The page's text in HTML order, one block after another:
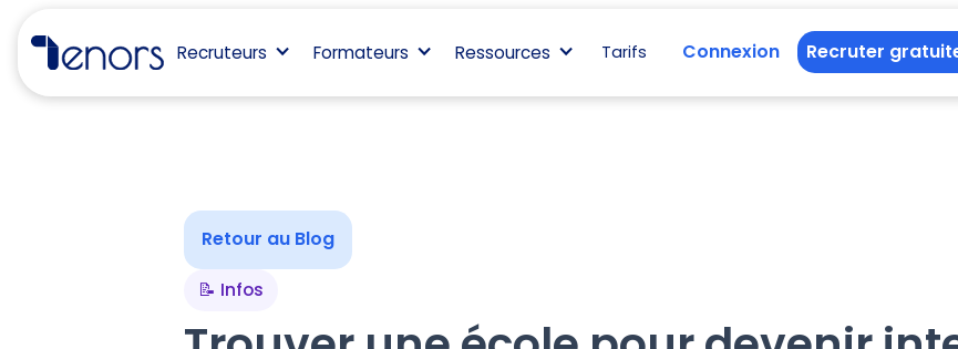
Recruteurs Formateurs Ressources Tarifs Connexion Recruter
Retour au Blog
📝 Infos